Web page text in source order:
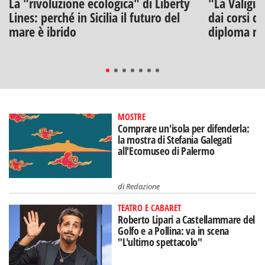
Lines: perché in Sicilia il futuro del
mare è ibrido
dai corsi
diploma
MOSTRE
Comprare un'isola per difenderla:
la mostra di Stefania Galegati
all'Ecomuseo di Palermo
diRedazione
TEATRO E CABARET
Roberto Lipari a Castellammare del
Golfo e a Pollina: va in scena
"L'ultimo spettacolo"